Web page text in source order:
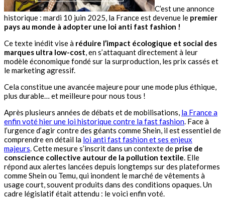
C’est une annonce
historique : mardi 10 juin 2025, la France est devenue le premier
pays au monde à adopter une loi anti fast fashion !
Ce texte inédit vise à réduire l’impact écologique et social des
marques ultra low-cost, en s’attaquant directement à leur
modèle économique fondé sur la surproduction, les prix cassés et
le marketing agressif.
Cela constitue une avancée majeure pour une mode plus éthique,
plus durable… et meilleure pour nous tous !
Après plusieurs années de débats et de mobilisations, la France a
enfin voté hier une loi historique contre la fast fashion. Face à
l’urgence d’agir contre des géants comme Shein, il est essentiel de
comprendre en détail la loi anti fast fashion et ses enjeux
majeurs. Cette mesure s’inscrit dans un contexte de prise de
conscience collective autour de la pollution textile. Elle
répond aux alertes lancées depuis longtemps sur des plateformes
comme Shein ou Temu, qui inondent le marché de vêtements à
usage court, souvent produits dans des conditions opaques. Un
cadre législatif était attendu : le voici enfin voté.